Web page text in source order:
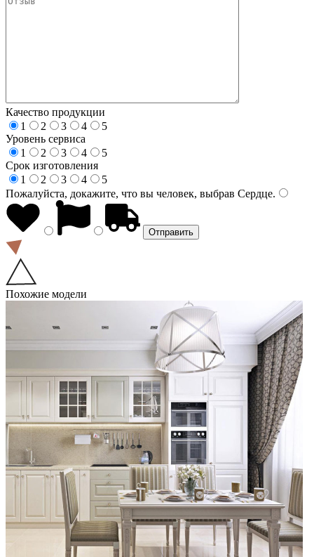
Качество продукции
1
2 3 4
5
Уровень сервиса
1
2 3 4
5
Срок изготовления
1
2 3 4
5
Пожалуйста, докажите, что вы человек, выбрав Сердце.
Похожие модели